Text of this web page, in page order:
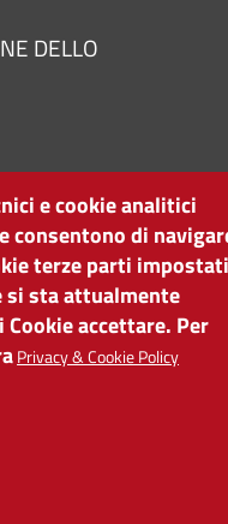
DELLO
e cookie analitici
consentono di
terze parti
si sta attualmente
accettare. Per
Privacy & Cookie Policy